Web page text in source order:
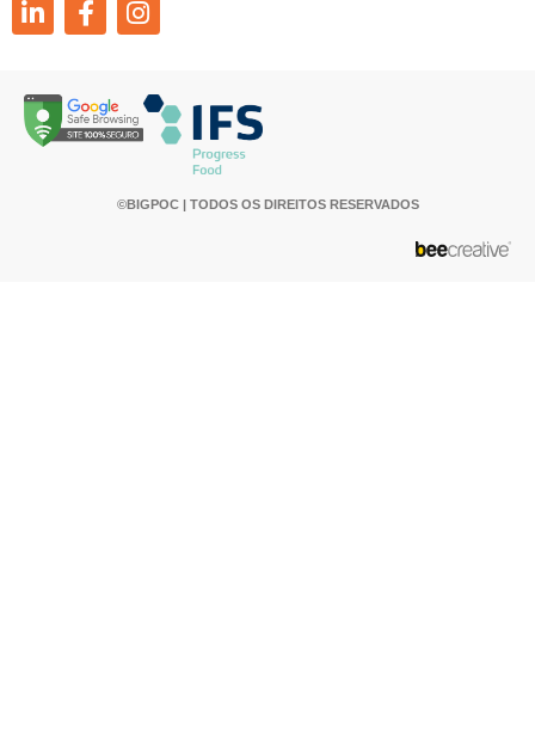
©BIGPOC | TODOS OS DIREITOS RESERVADOS